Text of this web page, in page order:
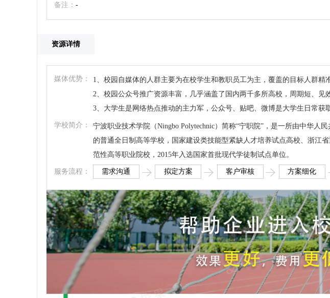
备注： -
资源详情
媒体优势：
1、校园自媒体的人群主要为在校学生和教职员工为主，覆盖的目标人群精
2、校园公众号推广资源丰富，几乎涵盖了国内两千多所高校，周期短、见
3、大学生是网络热点推动的主力军，公众号、贴吧、微博是大学生日常获
学校简介：
宁波职业技术学院（Ningbo Polytechnic）简称“宁职院”，是一所由中华人
的普通全日制高等学校，国家建设类技能型紧缺人才培养试点高校、浙江
范性高等职业院校，2015年入选国家首批现代学徒制试点单位。
服务流程： 需求沟通 拟定方案 客户审核 方案细化